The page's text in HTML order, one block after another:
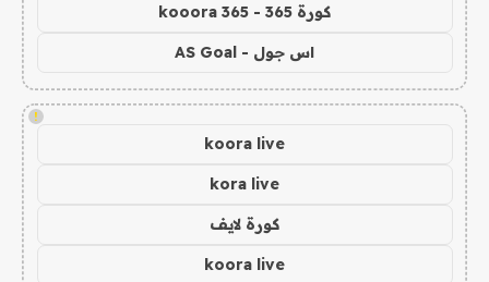
كورة 365 - kooora 365
اس جول - AS Goal
!
koora live
kora live
كورة لايف
koora live